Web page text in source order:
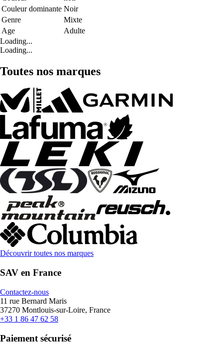
Couleur dominante Noir
Genre
Mixte
Age
Adulte
Loading...
Loading...
Toutes nos marques
Découvrir toutes nos marques
SAV en France
Contactez-nous
11 rue Bernard Maris
37270 Montlouis-sur-Loire, France
+33 1 86 47 62 58
Paiement sécurisé